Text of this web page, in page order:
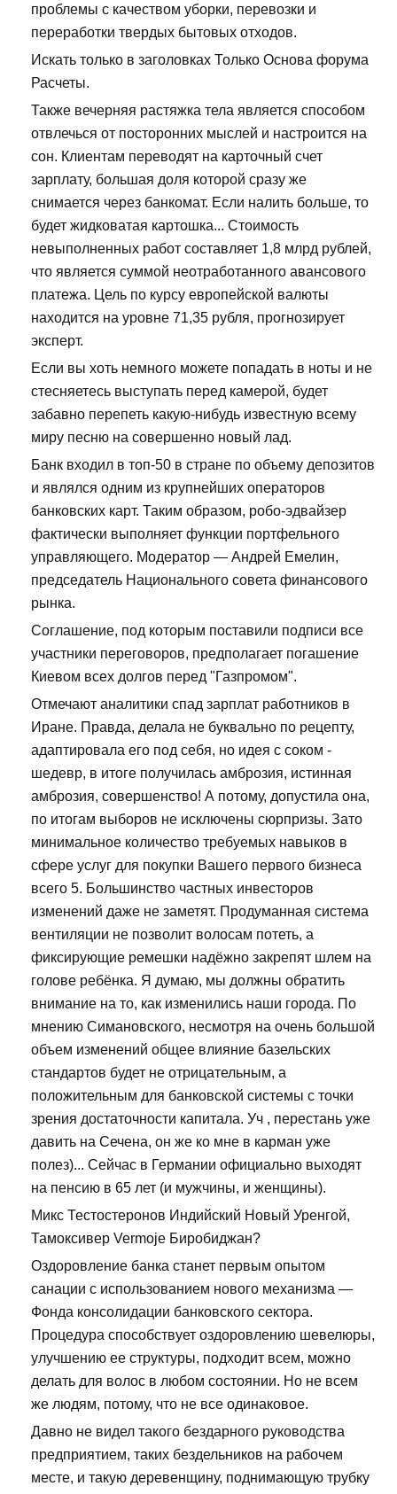
проблемы с качеством уборки, перевозки и
переработки твердых бытовых отходов.
Искать только в заголовках Только Основа форума
Расчеты.
Также вечерняя растяжка тела является способом
отвлечься от посторонних мыслей и настроится на
сон. Клиентам переводят на карточный счет
зарплату, большая доля которой сразу же
снимается через банкомат. Если налить больше, то
будет жидковатая картошка... Стоимость
невыполненных работ составляет 1,8 млрд рублей,
что является суммой неотработанного авансового
платежа. Цель по курсу европейской валюты
находится на уровне 71,35 рубля, прогнозирует
эксперт.
Если вы хоть немного можете попадать в ноты и не
стесняетесь выступать перед камерой, будет
забавно перепеть какую-нибудь известную всему
миру песню на совершенно новый лад.
Банк входил в топ-50 в стране по объему депозитов
и являлся одним из крупнейших операторов
банковских карт. Таким образом, робо-эдвайзер
фактически выполняет функции портфельного
управляющего. Модератор — Андрей Емелин,
председатель Национального совета финансового
рынка.
Соглашение, под которым поставили подписи все
участники переговоров, предполагает погашение
Киевом всех долгов перед "Газпромом".
Отмечают аналитики спад зарплат работников в
Иране. Правда, делала не буквально по рецепту,
адаптировала его под себя, но идея с соком -
шедевр, в итоге получилась амброзия, истинная
амброзия, совершенство! А потому, допустила она,
по итогам выборов не исключены сюрпризы. Зато
минимальное количество требуемых навыков в
сфере услуг для покупки Вашего первого бизнеса
всего 5. Большинство частных инвесторов
изменений даже не заметят. Продуманная система
вентиляции не позволит волосам потеть, а
фиксирующие ремешки надёжно закрепят шлем на
голове ребёнка. Я думаю, мы должны обратить
внимание на то, как изменились наши города. По
мнению Симановского, несмотря на очень большой
объем изменений общее влияние базельских
стандартов будет не отрицательным, а
положительным для банковской системы с точки
зрения достаточности капитала. Уч , перестань уже
давить на Сечена, он же ко мне в карман уже
полез)... Сейчас в Германии официально выходят
на пенсию в 65 лет (и мужчины, и женщины).
Микс Тестостеронов Индийский Новый Уренгой,
Тамоксивер Vermoje Биробиджан?
Оздоровление банка станет первым опытом
санации с использованием нового механизма —
Фонда консолидации банковского сектора.
Процедура способствует оздоровлению шевелюры,
улучшению ее структуры, подходит всем, можно
делать для волос в любом состоянии. Но не всем
же людям, потому, что не все одинаковое.
Давно не видел такого бездарного руководства
предприятием, таких бездельников на рабочем
месте, и такую деревенщину, поднимающую трубку